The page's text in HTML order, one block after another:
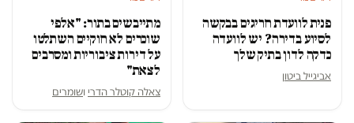
פנית לוועדת חריגים בבקשה
לסיוע בדירה? יש לוועדה
כדקה לדון בתיק שלך
אביגייל ביטון
מתייבשים בתור: "אלפי
שוכרים לא חוקיים השתלטו
על דירות ציבוריות ומסרבים
לצאת"
צאלה קוטלר הדרי ושומרים